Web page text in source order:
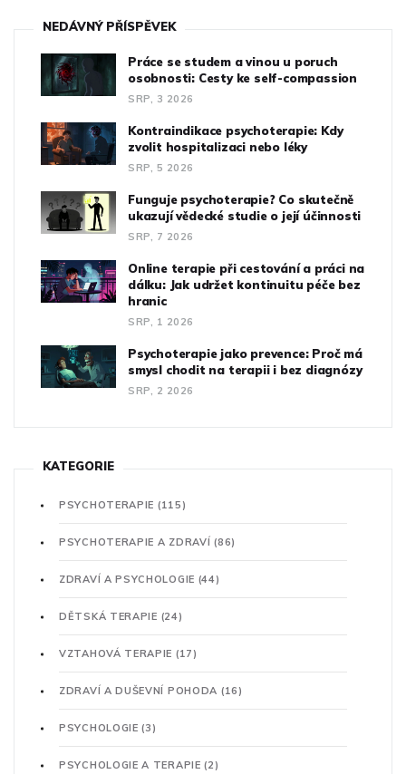
NEDÁVNÝ PŘÍSPĚVEK
Práce se studem a vinou u poruch
osobnosti: Cesty ke self-compassion
SRP, 3 2026
Kontraindikace psychoterapie: Kdy
zvolit hospitalizaci nebo léky
SRP, 5 2026
Funguje psychoterapie? Co skutečně
ukazují vědecké studie o její účinnosti
SRP, 7 2026
Online terapie při cestování a práci na
dálku: Jak udržet kontinuitu péče bez
hranic
SRP, 1 2026
Psychoterapie jako prevence: Proč má
smysl chodit na terapii i bez diagnózy
SRP, 2 2026
KATEGORIE
PSYCHOTERAPIE (115)
PSYCHOTERAPIE A ZDRAVÍ(86)
ZDRAVÍ A PSYCHOLOGIE (44)
DĚTSKÁ TERAPIE (24)
VZTAHOVÁ TERAPIE (17)
ZDRAVÍ A DUŠEVNÍ POHODA (16)
PSYCHOLOGIE(3)
PSYCHOLOGIE A TERAPIE(2)